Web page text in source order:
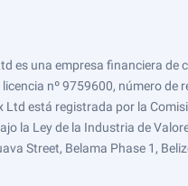
es una empresa financiera de
licencia nº 9759600, número de
Ltd está registrada por la
la Ley de la Industria de
Street, Belama Phase 1,